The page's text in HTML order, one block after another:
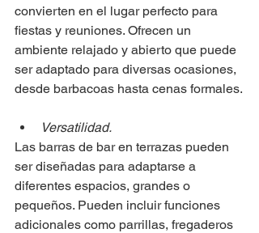
convierten en el lugar perfecto para
fiestas y reuniones. Ofrecen un
ambiente relajado y abierto que puede
ser adaptado para diversas ocasiones,
desde barbacoas hasta cenas formales.
Versatilidad.
Las barras de bar en terrazas pueden
ser diseñadas para adaptarse a
diferentes espacios, grandes o
pequeños. Pueden incluir funciones
adicionales como parrillas, fregaderos